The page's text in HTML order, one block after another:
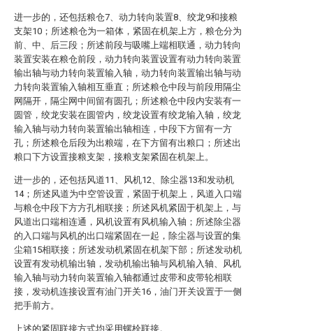
进一步的，还包括粮仓7、动力转向装置8、绞龙9和接粮
支架10；所述粮仓为一箱体，紧固在机架上方，粮仓分为
前、中、后三段；所述前段与吸嘴上端相联通，动力转向
装置安装在粮仓前段，动力转向装置设置有动力转向装置
输出轴与动力转向装置输入轴，动力转向装置输出轴与动
力转向装置输入轴相互垂直；所述粮仓中段与前段用隔尘
网隔开，隔尘网中间留有圆孔；所述粮仓中段内安装有一
圆管，绞龙安装在圆管内，绞龙设置有绞龙输入轴，绞龙
输入轴与动力转向装置输出轴相连，中段下方留有一方
孔；所述粮仓后段为出粮端，在下方留有出粮口；所述出
粮口下方设置接粮支架，接粮支架紧固在机架上。
进一步的，还包括风道11、风机12、除尘器13和发动机
14；所述风道为中空管设置，紧固于机架上，风道入口端
与粮仓中段下方方孔相联接；所述风机紧固于机架上，与
风道出口端相连通，风机设置有风机输入轴；所述除尘器
的入口端与风机的出口端紧固在一起，除尘器与设置的集
尘箱15相联接；所述发动机紧固在机架下部；所述发动机
设置有发动机输出轴，发动机输出轴与风机输入轴、风机
输入轴与动力转向装置输入轴都通过皮带和皮带轮相联
接，发动机连接设置有油门开关16，油门开关设置于一侧
把手前方。
上述的紧固联接方式均采用螺栓联接。